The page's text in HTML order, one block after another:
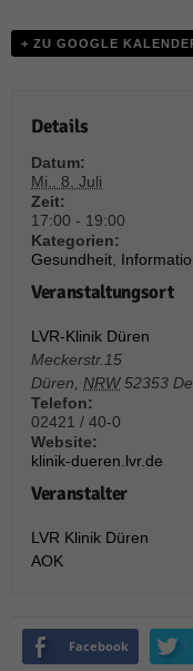
+ ZU GOOGLE
Details
Datum:
Mi.. 8. Juli
Zeit:
17:00 - 19:00
Kategorien:
Gesundheit,
Veranstaltungsort
LVR-Klinik Düren
Meckerstr.15
Düren, NRW 52353
Telefon:
02421 / 40-0
Website:
klinik-dueren.lvr.de
Veranstalter
LVR Klinik Düren
AOK
Facebook
uns zu verstehen, wie
Marketing (1)
um personalisierte
über Websites hinweg
Externe Medien (6)
Inhalte von
werden, bedarf der Zugriff
mehr.
powered by Borlabs Cookie